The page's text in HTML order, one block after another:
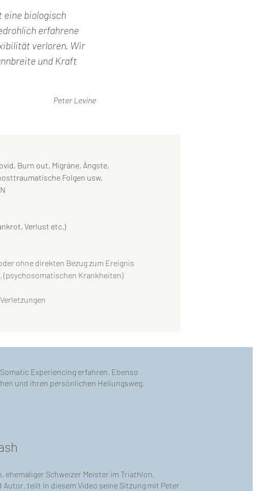
eine biologisch
erfahrene
verloren. Wir
und Kraft
Peter Levine
Burn out, Migräne, Ängste,
Folgen usw.
Verlust etc.)
ohne direkten Bezug zum Ereignis
Krankheiten)
Experiencing erfahren. Ebenso
und ihren persönlichen Heilungsweg.
ehemaliger Schweizer Meister im Triathlon,
Autor, teilt in diesem Video seine Sitzung mit Peter